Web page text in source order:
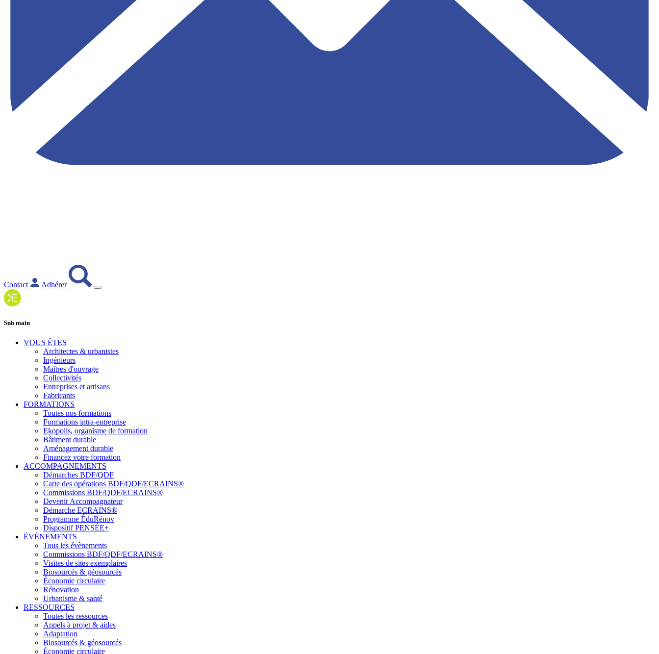
Contact Adhérer
Sub main
VOUS ÊTES
Architectes & urbanistes
Ingénieurs
Maîtres d'ouvrage
Collectivités
Entreprises et artisans
Fabricants
FORMATIONS
Toutes nos formations
Formations intra-entreprise
Ekopolis, organisme de formation
Bâtiment durable
Aménagement durable
Financez votre formation
ACCOMPAGNEMENTS
Démarches BDF/QDF
Carte des opérations BDF/QDF/ECRAINS®
Commissions BDF/QDF/ECRAINS®
Devenir Accompagnateur
Démarche ECRAINS®
Programme ÉduRénov
Dispositif PENSÉE+
ÉVÉNEMENTS
Tous les évènements
Commissions BDF/QDF/ECRAINS®
Visites de sites exemplaires
Biosourcés & géosourcés
Économie circulaire
Rénovation
Urbanisme & santé
RESSOURCES
Toutes les ressources
Appels à projet & aides
Adaptation
Biosourcés & géosourcés
Économie circulaire